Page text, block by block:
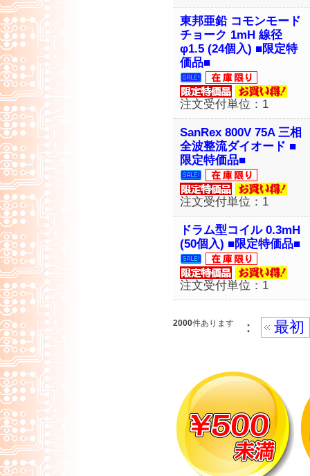
東邦亜鉛 コモンモード
チョーク 1mH 線径
φ1.5 (24個入) ■限定特
価品■
注文受付単位：1
SanRex 800V 75A 三相
全波整流ダイオード ■
限定特価品■
注文受付単位：1
ドラム型コイル 0.3mH
(50個入) ■限定特価品■
注文受付単位：1
2000件あります ： 最初